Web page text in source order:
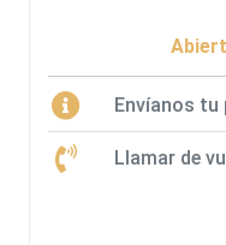
Envíanos tu
Llamar de